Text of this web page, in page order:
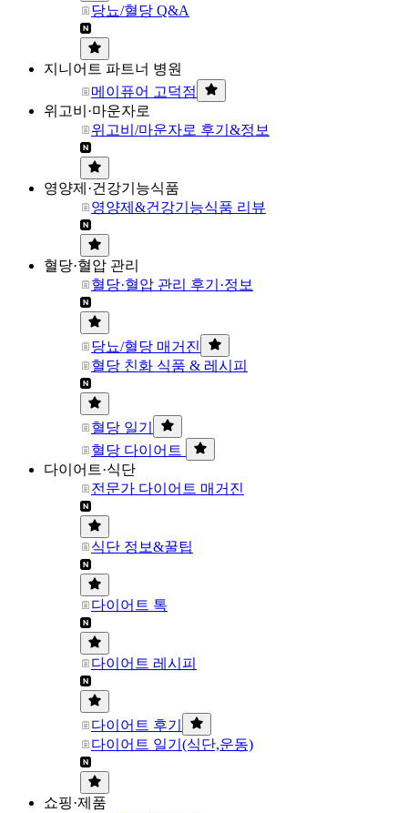
당뇨/혈당 Q&A
지니어트 파트너 병원
메이퓨어 고덕점
위고비·마운자로
위고비/마운자로 후기&정보
영양제·건강기능식품
영양제&건강기능식품 리뷰
혈당·혈압 관리
혈당·혈압 관리 후기·정보
당뇨/혈당 매거진
혈당 친화 식품 & 레시피
혈당 일기
혈당 다이어트
다이어트·식단
전문가 다이어트 매거진
식단 정보&꿀팁
다이어트 톡
다이어트 레시피
다이어트 후기
다이어트 일기(식단,운동)
쇼핑·제품